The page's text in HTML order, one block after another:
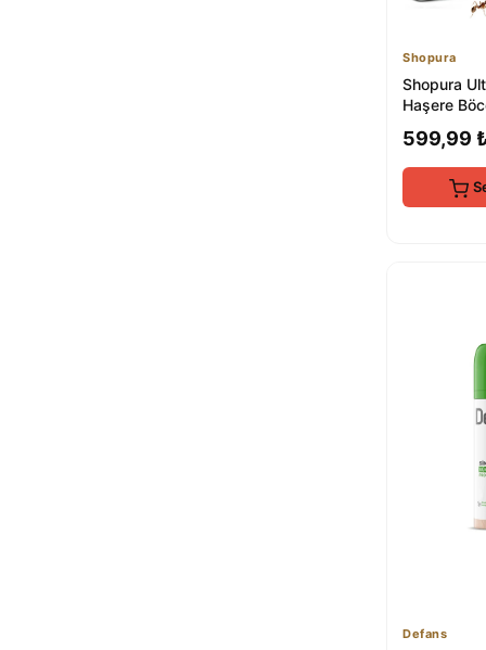
Shopura
Shopura
Haşere
599,99
Defans